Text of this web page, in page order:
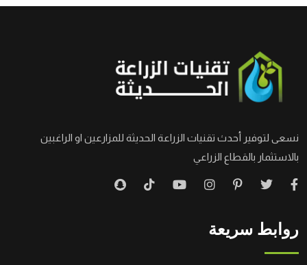
نسعى لتوفير أحدث تقنيات الزراعة الحديثة للمزارعين او الراغبين
بالاستثمار بالقطاع الزراعي
روابط سريعة